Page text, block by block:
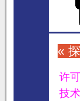
«
许
技术